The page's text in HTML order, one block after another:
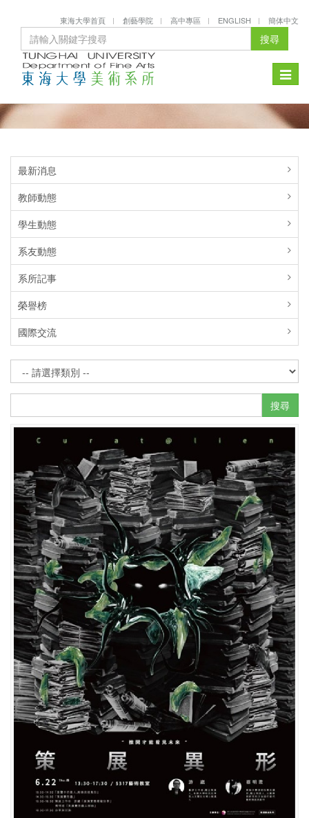
東海大學首頁 創藝學院 高中專區 ENGLISH 簡体中文
搜尋
Toggle
最新消息
教師動態
學生動態
系友動態
系所記事
榮譽榜
國際交流
搜尋